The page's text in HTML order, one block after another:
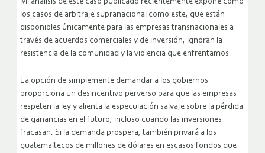
los casos de arbitraje supranacional como este, que están
disponibles únicamente para las empresas transnacionales a
través de acuerdos comerciales y de inversión, ignoran la
resistencia de la comunidad y la violencia que enfrentamos.
La opción de simplemente demandar a los gobiernos
proporciona un desincentivo perverso para que las empresas
respeten la ley y alienta la especulación salvaje sobre la pérdida
de ganancias en el futuro, incluso cuando las inversiones
fracasan. Si la demanda prospera, también privará a los
guatemaltecos de millones de dólares en escasos fondos que